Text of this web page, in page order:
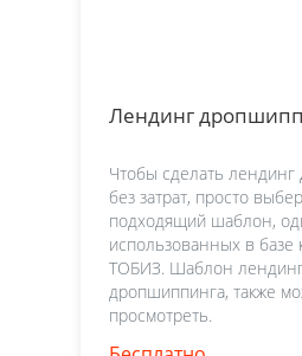
Лендинг
Чтобы сделать
без затрат, просто
подходящий шаблон,
использованных в базе
ТОБИЗ. Шаблон
дропшиппинга, также
просмотреть.